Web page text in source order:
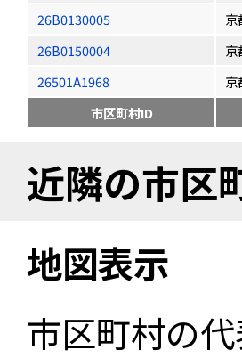
26B0130005
京
26B0150004
京
26501A1968
京
市区町村ID
近隣の市区
地図表示
市区町村の